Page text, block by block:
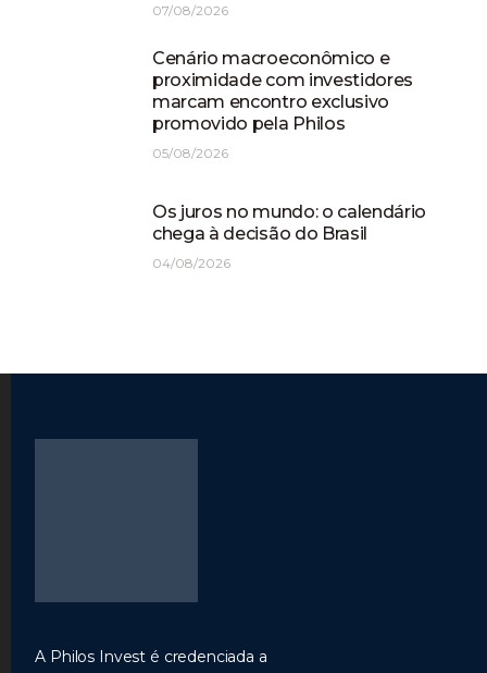
07/08/2026
Cenário macroeconômico e
proximidade com investidores
marcam encontro exclusivo
promovido pela Philos
05/08/2026
Os juros no mundo: o calendário
chega à decisão do Brasil
04/08/2026
A Philos Invest é credenciada a